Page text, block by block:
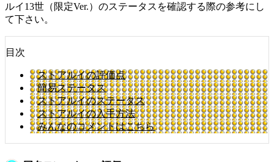
ルイ13世（限定Ver.）のステータスを確認する際の参考にし
て下さい。
目次
ストアルイの評価点
簡易ステータス
ストアルイのステータス
ストアルイの入手方法
みんなのコメントはこちら